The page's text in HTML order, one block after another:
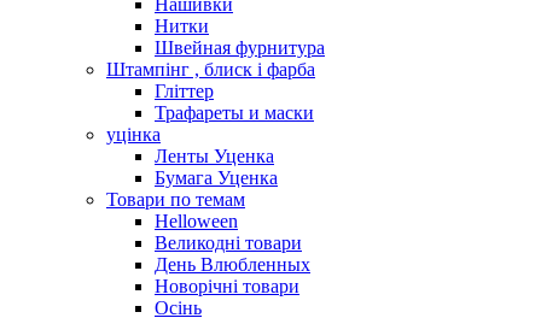
Нашивки
Нитки
Швейная фурнитура
Штампінг , блиск і фарба
Гліттер
Трафареты и маски
уцінка
Ленты Уценка
Бумага Уценка
Товари по темам
Helloween
Великодні товари
День Влюбленных
Новорічні товари
Осінь